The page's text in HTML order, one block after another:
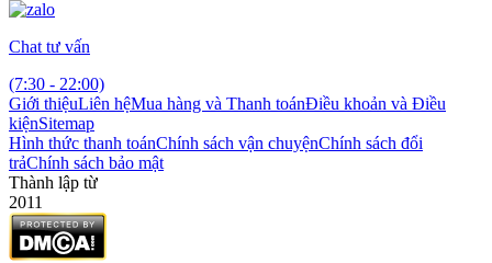
Chat tư vấn
(7:30 - 22:00)
Giới thiệuLiên hệMua hàng và Thanh toánĐiều khoản và Điều
kiệnSitemap
Hình thức thanh toánChính sách vận chuyệnChính sách đổi
trảChính sách bảo mật
Thành lập từ
2011